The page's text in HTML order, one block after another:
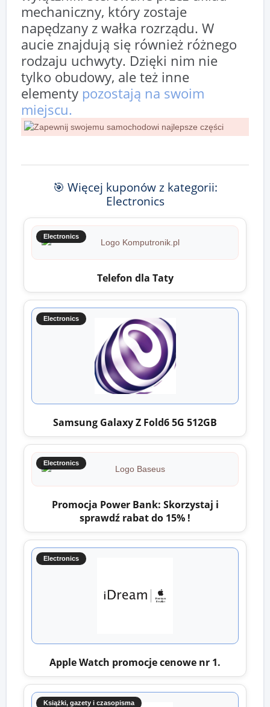
mechaniczny, który zostaje
napędzany z wałka rozrządu. W
aucie znajdują się również różnego
rodzaju uchwyty. Dzięki nim nie
tylko obudowy, ale też inne
elementy pozostają na swoim
miejscu.
🎯 Więcej kuponów z kategorii:
Electronics
Electronics
Telefon dla Taty
Electronics
Samsung Galaxy Z Fold6 5G 512GB
Electronics
Promocja Power Bank: Skorzystaj i
sprawdź rabat do 15% !
Electronics
Apple Watch promocje cenowe nr 1.
Książki, gazety i czasopisma